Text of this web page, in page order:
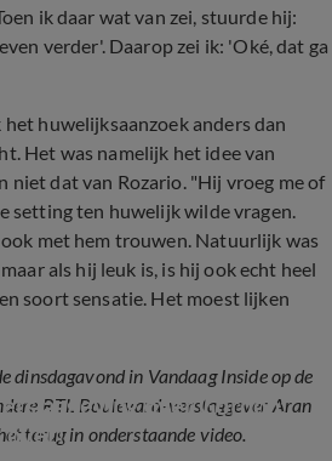
ik daar wat van zei, stuurde hij:
verder'. Daarop zei ik: 'Oké, dat ga
huwelijksaanzoek anders dan
Het was namelijk het idee van
niet dat van Rozario. "Hij vroeg me of
setting ten huwelijk wilde vragen.
met hem trouwen. Natuurlijk was
als hij leuk is, is hij ook echt heel
soort sensatie. Het moest lijken
dinsdagavond in Vandaag Inside op de
RTL Boulevard-verslaggever Aran
terug in onderstaande video.
over Gordon:
over!’